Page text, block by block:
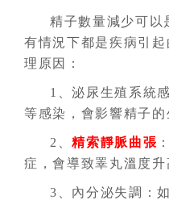
精子數量減少可以
有情況下都是疾病引
理原因：
1、泌尿生殖系統
等感染，會影響精子的
2、精索靜脈曲張
症，會導致睪丸溫度升
3、內分泌失調：